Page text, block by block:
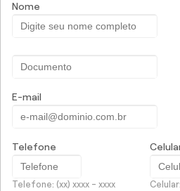
Condo
Corretora de
Seguros -
Tablet
OSeguro para Tablets
aparelho em casos de danos
sobre o serviço.
Nome
E-mail
Telefone
Telefone: (xx) xxxx - xxxx